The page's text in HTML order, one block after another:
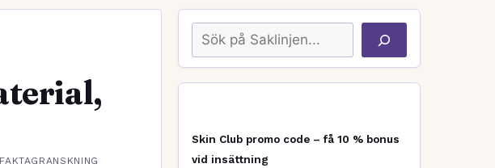
Sök
Skin Club promo code – få 10 % bonus
vid insättning